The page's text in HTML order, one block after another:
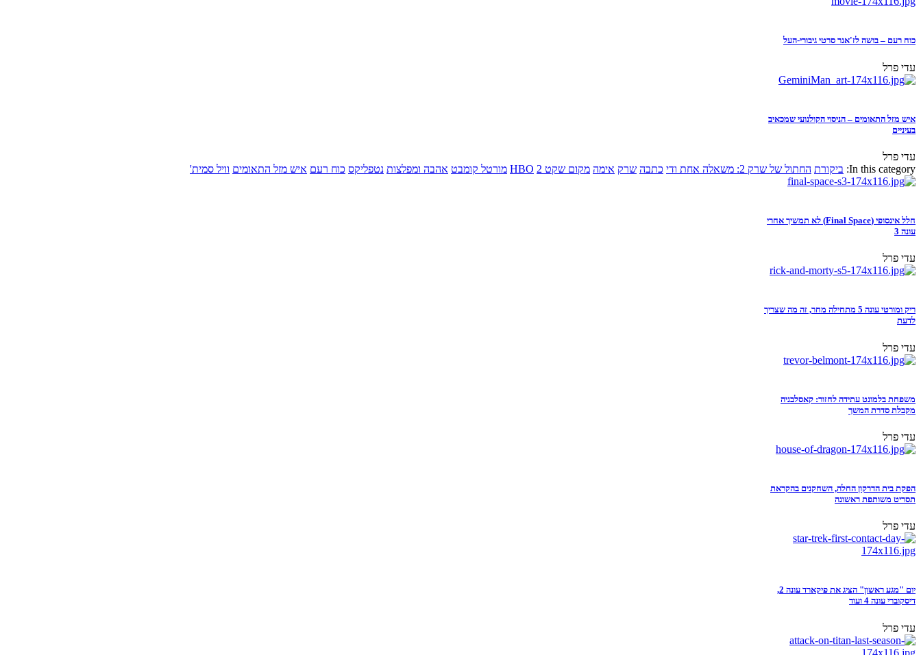
כוח רעם – בושה לז'אנר סרטי גיבורי-העל
עדי פרל
איש מזל התאומים – הניסוי הקולנועי שמכאיב
בעיניים
עדי פרל
In this category: ביקורת החתול של שרק 2: משאלה אחת ודי כתבה שרק אימה מקום שקט 2 HBO מורטל קומבט אהבה ומפלצות נטפליקס כוח רעם איש מזל התאומים וויל סמית'
חלל אינסופי (Final Space) לא תמשיך אחרי
עונה 3
עדי פרל
ריק ומורטי עונה 5 מתחילה מחר, זה מה שצריך
לדעת
עדי פרל
משפחת בלמונט עתידה לחזור: קאסלבניה
מקבלת סדרת המשך
עדי פרל
הפקת בית הדרקון החלה, השחקנים בהקראת
תסריט משותפת ראשונה
עדי פרל
יום "מגע ראשון" הציג את פיקארד עונה 2,
דיסקוברי עונה 4 ועוד
עדי פרל